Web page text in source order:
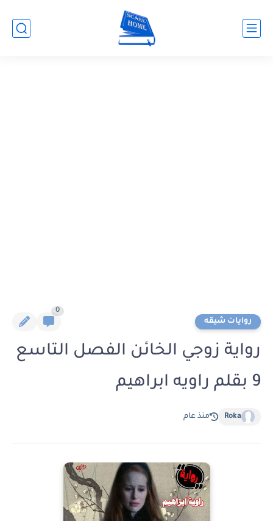
روايات شيقه
0
رواية زوجي الخائن الفصل التاسع
9 بقلم راويه ابراهيم
Roka منذ عام